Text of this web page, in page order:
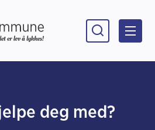
deg med?